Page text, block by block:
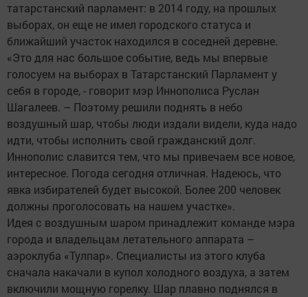
татарстанский парламент: в 2014 году, на прошлых
выборах, он еще не имел городского статуса и
ближайший участок находился в соседней деревне.
«Это для нас большое событие, ведь мы впервые
голосуем на выборах в Татарстанский Парламент у
себя в городе, - говорит мэр Иннополиса Руслан
Шагалеев. – Поэтому решили поднять в небо
воздушный шар, чтобы люди издали видели, куда надо
идти, чтобы исполнить свой гражданский долг.
Иннополис славится тем, что мы привечаем все новое,
интересное. Погода сегодня отличная. Надеюсь, что
явка избирателей будет высокой. Более 200 человек
должны проголосовать на нашем участке».
Идея с воздушным шаром принадлежит команде мэра
города и владельцам летательного аппарата –
аэроклуба «Тулпар». Специалисты из этого клуба
сначала накачали в купол холодного воздуха, а затем
включили мощную горелку. Шар плавно поднялся в